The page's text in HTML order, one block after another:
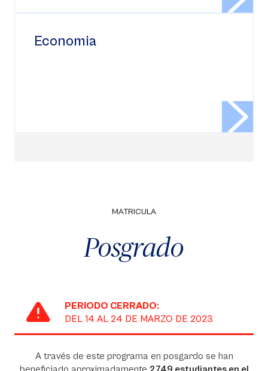
Economia
MATRICULA
Posgrado
PERIODO CERRADO:
DEL 14 AL 24 DE MARZO DE 2023
A través de este programa en posgardo se han